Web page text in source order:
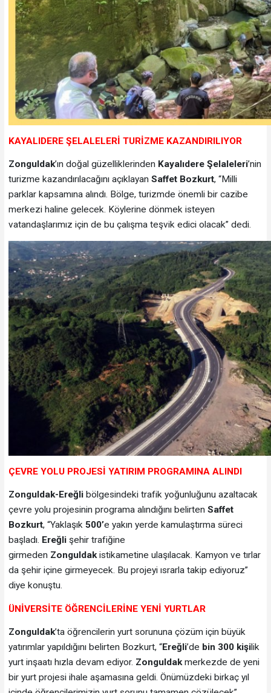
KAYALIDERE ŞELALELERİ TURİZME KAZANDIRILIYOR
Zonguldak’ın doğal güzelliklerinden Kayalıdere Şelaleleri’nin
turizme kazandırılacağını açıklayanSaffet Bozkurt, “Milli
parklar kapsamına alındı. Bölge, turizmde önemli bir cazibe
merkezi haline gelecek. Köylerine dönmek isteyen
vatandaşlarımız için de bu çalışma teşvik edici olacak” dedi.
ÇEVRE YOLU PROJESİ YATIRIM PROGRAMINA ALINDI
Zonguldak-Ereğlibölgesindeki trafik yoğunluğunu azaltacak
çevre yolu projesinin programa alındığını belirten Saffet
Bozkurt, “Yaklaşık 500’e yakın yerde kamulaştırma süreci
başladı. Ereğlişehir trafiğine
girmeden Zonguldakistikametine ulaşılacak. Kamyon ve tırlar
da şehir içine girmeyecek. Bu projeyi ısrarla takip ediyoruz”
diye konuştu.
ÜNİVERSİTE ÖĞRENCİLERİNE YENİ YURTLAR
Zonguldak’ta öğrencilerin yurt sorununa çözüm için büyük
yatırımlar yapıldığını belirten Bozkurt, “Ereğli’de bin 300 kişilik
yurt inşaatı hızla devam ediyor. Zonguldakmerkezde de yeni
bir yurt projesi ihale aşamasına geldi. Önümüzdeki birkaç yıl